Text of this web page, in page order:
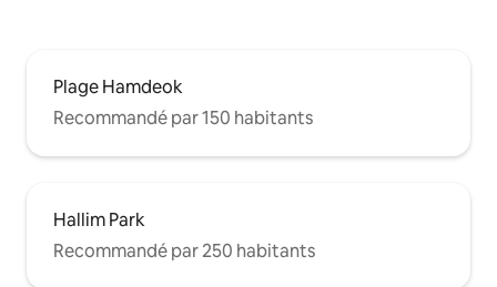
Plage Hamdeok
Recommandé par 150 habitants
Hallim Park
Recommandé par 250 habitants